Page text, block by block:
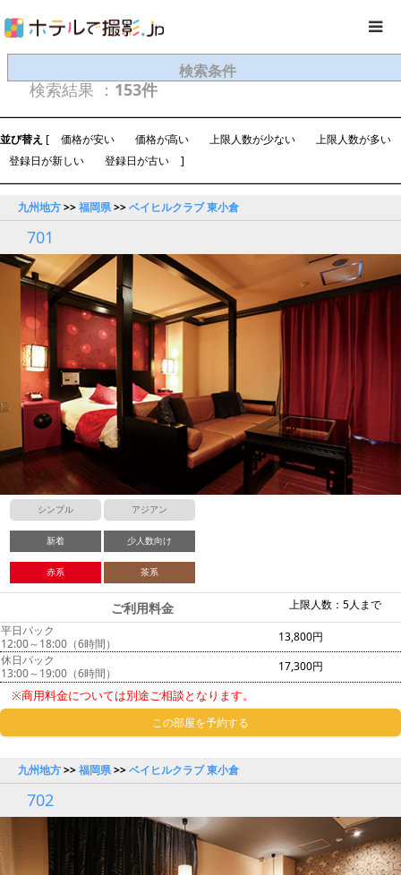
検索条件
検索結果 ： 153件
並び替え [ 価格が安い 価格が高い 上限人数が少ない
上限人数が多い
登録日が新しい
登録日が古い ]
九州地方>>福岡県>>ベイヒルクラブ 東小倉
701
シンプル アジアン
新着 少人数向け
赤系 茶系
上限人数：5人まで
ご利用料金
平日パック
12:00～18:00（6時間）
13,800円
休日パック
13:00～19:00（6時間）
17,300円
※商用料金については別途ご相談となります。
この部屋を予約する
九州地方>>福岡県>>ベイヒルクラブ 東小倉
702